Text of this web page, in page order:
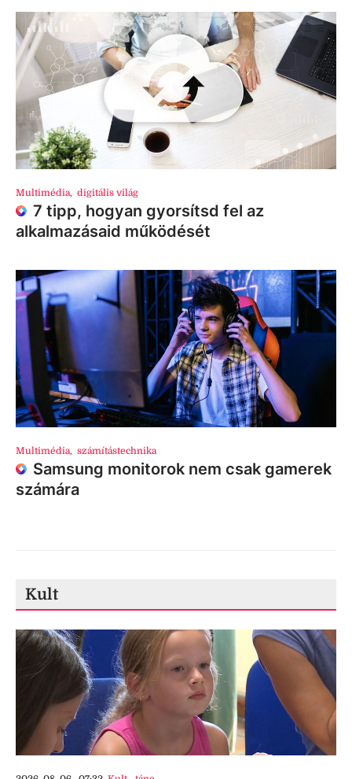
Multimédia, digitális világ
7 tipp, hogyan gyorsítsd fel az
alkalmazásaid működését
Multimédia, számítástechnika
Samsung monitorok nem csak gamerek
számára
Kult